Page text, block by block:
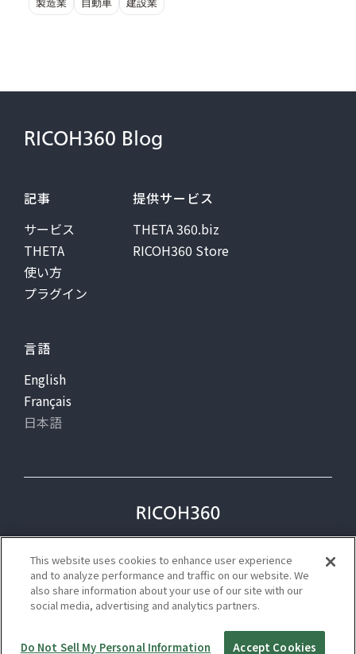
製造業
自動車 建設業
RICOH360 Blog
記事
サービス
THETA
使い方
プラグイン
提供サービス
THETA 360.biz
RICOH360 Store
言語
English
Français
日本語
プライバシー
利用規約
ステータス
This website uses cookies to enhance user experience
and to analyze performance and traffic on our website. We
also share information about your use of our site with our
social media, advertising and analytics partners.
Do Not Sell My Personal Information Accept Cookies